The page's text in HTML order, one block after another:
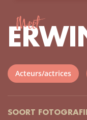
Meet
Acteurs/actrices
SOORT